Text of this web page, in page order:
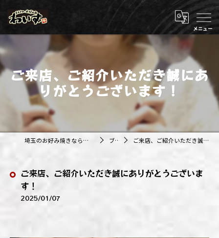
ご来店、ご紹介いただき誠にあ
りがとうございます！
埼玉のお好み焼きなら株式会社アジルカンパニー ブログ ご来店、ご紹介いただき誠にありがとうございます！
ご来店、ご紹介いただき誠にありがとうございま
す！
2025/01/07